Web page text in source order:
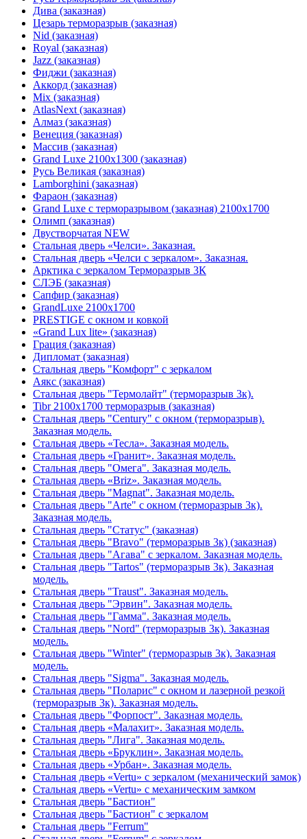
Дива (заказная)
Цезарь терморазрыв (заказная)
Nid (заказная)
Royal (заказная)
Jazz (заказная)
Фиджи (заказная)
Аккорд (заказная)
Mix (заказная)
AtlasNext (заказная)
Алмаз (заказная)
Венеция (заказная)
Массив (заказная)
Grand Luxe 2100х1300 (заказная)
Русь Великая (заказная)
Lamborghini (заказная)
Фараон (заказная)
Grand Luxe с терморазрывом (заказная) 2100х1700
Олимп (заказная)
Двустворчатая NEW
Стальная дверь «Челси». Заказная.
Стальная дверь «Челси с зеркалом». Заказная.
Арктика с зеркалом Терморазрыв 3К
СЛЭБ (заказная)
Сапфир (заказная)
GrandLuxe 2100х1700
PRESTIGE с окном и ковкой
«Grand Lux lite» (заказная)
Гpация (заказная)
Дипломат (заказная)
Стальная дверь "Комфорт" с зеркалом
Аякс (заказная)
Стальная дверь "Термолайт" (терморазрыв 3к).
Tibr 2100х1700 терморазрыв (заказная)
Стальная дверь "Century" с окном (терморазрыв).
Заказная модель.
Стальная дверь «Тесла». Заказная модель.
Стальная дверь «Гранит». Заказная модель.
Стальная дверь "Омега". Заказная модель.
Стальная дверь «Briz». Заказная модель.
Стальная дверь "Magnat". Заказная модель.
Стальная дверь "Arte" с окном (терморазрыв 3к).
Заказная модель.
Стальная дверь "Статус" (заказная)
Стальная дверь "Bravo" (терморазрыв 3к) (заказная)
Стальная дверь "Агава" с зеркалом. Заказная модель.
Стальная дверь "Tartos" (терморазрыв 3к). Заказная
модель.
Стальная дверь "Traust". Заказная модель.
Стальная дверь "Эрвин". Заказная модель.
Стальная дверь "Гамма". Заказная модель.
Стальная дверь "Nord" (терморазрыв 3к). Заказная
модель.
Стальная дверь "Winter" (терморазрыв 3к). Заказная
модель.
Стальная дверь "Sigma". Заказная модель.
Стальная дверь "Поларис" с окном и лазерной резкой
(терморазрыв 3к). Заказная модель.
Стальная дверь "Форпост". Заказная модель.
Стальная дверь «Малахит». Заказная модель.
Стальная дверь "Лига". Заказная модель.
Стальная дверь «Бруклин». Заказная модель.
Стальная дверь «Урбан». Заказная модель.
Стальная дверь «Vertu» с зеркалом (механический замок)
Стальная дверь «Vertu» с механическим замком
Стальная дверь "Бастион"
Стальная дверь "Бастион" с зеркалом
Стальная дверь "Ferrum"